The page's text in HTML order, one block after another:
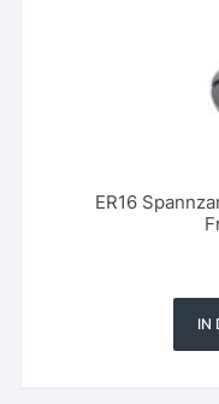
ER16
IN